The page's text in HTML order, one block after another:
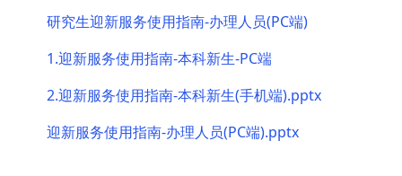
研究生迎新服务使用指南-办理人员(PC端)
1.迎新服务使用指南-本科新生-PC端
2.迎新服务使用指南-本科新生(手机端).pptx
迎新服务使用指南-办理人员(PC端).pptx